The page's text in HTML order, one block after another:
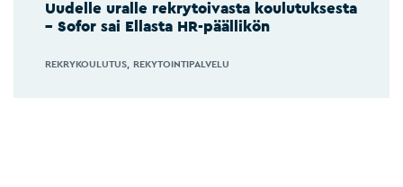
Uudelle uralle rekrytoivasta koulutuksesta
– Sofor sai Ellasta HR-päällikön
REKRYKOULUTUS REKYTOINTIPALVELU